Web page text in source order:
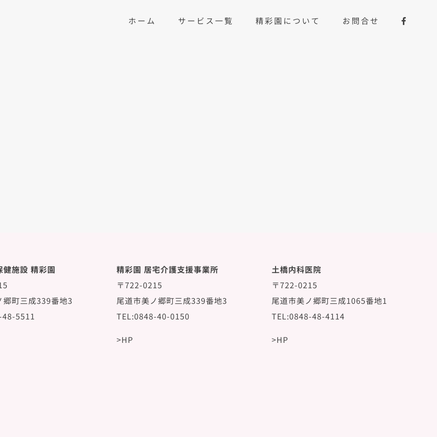
ホーム サービス一覧 精彩園について お問合せ
健施設 精彩園
郷町三成339番地3
5511
精彩園 居宅介護支援事業所
〒722-0215
尾道市美ノ郷町三成339番地3
TEL:0848-40-0150
>HP
土橋内科医院
〒722-0215
尾道市美ノ郷町三成1065番地1
TEL:0848-48-4114
>HP